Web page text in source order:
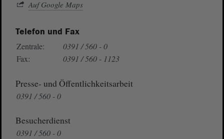
Auf Google Maps
Telefon und Fax
Zentrale:
0391 / 560 - 0
Fax:
0391 / 560 - 1123
Presse- und Öffentlichkeitsarbeit
0391 / 560 - 0
Besucherdienst
0391 / 560 - 0